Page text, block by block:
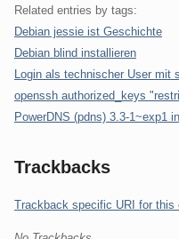
Related entries by tags:
Debian jessie ist Geschichte
Debian blind installieren
Login als technischer User mit
openssh authorized_keys
PowerDNS (pdns) 3.3-1~exp1
Trackbacks
Trackback specific URI for this